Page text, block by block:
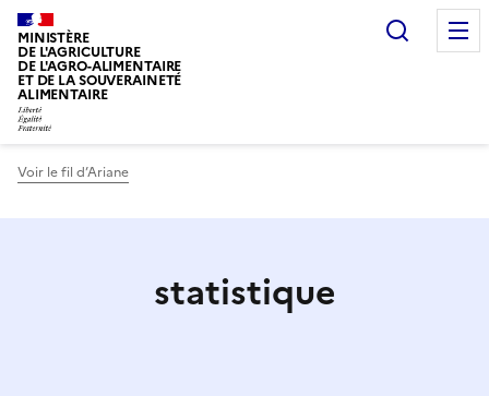
MINISTÈRE
DE L'AGRICULTURE
DE L'AGRO-ALIMENTAIRE
ET DE LA SOUVERAINETÉ
ALIMENTAIRE
Voir le fil d’Ariane
statistique